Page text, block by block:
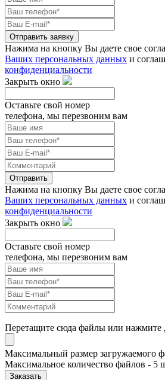
Отправить заявку
Нажима на кнопку Вы даете свое
Ваших персональных данных и
конфиденциальности
Закрыть окно
Оставьте свой номер
телефона, мы перезвоним вам
Отправить
Нажима на кнопку Вы даете свое
Ваших персональных данных и
конфиденциальности
Закрыть окно
Оставьте свой номер
телефона, мы перезвоним вам
Перетащите сюда файлы или нажмите
Максимальный размер загружаемого
Максимальное количество файлов - 5
Заказать